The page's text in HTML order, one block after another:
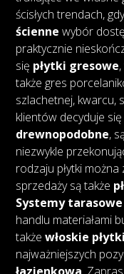
ścisłych trendach,
ścienne wybór
praktycznie
się płytki gresowe
także gres
szlachetnej, kwarcu,
klientów decyduje
drewnopodobne,
niezwykle
rodzaju płytki można
sprzedaży są także
Systemy tarasowe
handlu materiałami
takżewłoskie
najważniejszych